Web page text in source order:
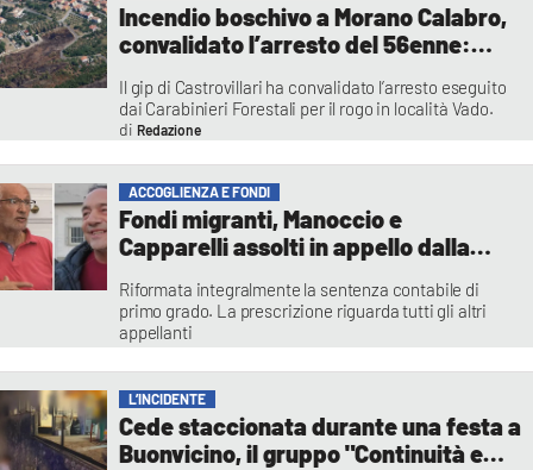
Incendio boschivo a Morano Calabro,
convalidato l’arresto del 56enne:
Il gip di Castrovillari ha convalidato l’arresto eseguito
dai Carabinieri Forestali per il rogo in località Vado.
Redazione
ACCOGLIENZA E FONDI
Fondi migranti, Manoccio e
Capparelli assolti in appello dalla
NOMI
Riformata integralmente la sentenza contabile di
primo grado. La prescrizione riguarda tutti gli altri
appellanti
L’INCIDENTE
Cede staccionata durante una festa a
Buonvicino, il gruppo "Continuità e